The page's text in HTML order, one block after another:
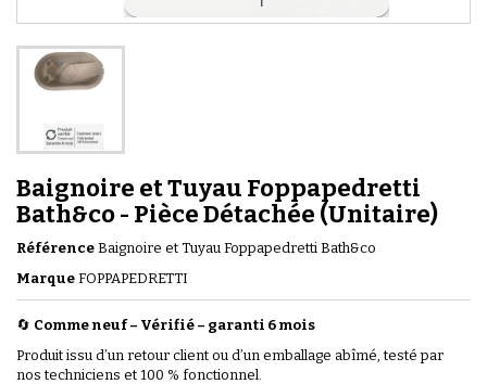
Baignoire et Tuyau Foppapedretti
Bath&co - Pièce Détachée (Unitaire)
Référence Baignoire et Tuyau Foppapedretti Bath&co
Marque FOPPAPEDRETTI
🔄 Comme neuf – Vérifié – garanti 6 mois
Produit issu d’un retour client ou d’un emballage abîmé, testé par
nos techniciens et 100 % fonctionnel.